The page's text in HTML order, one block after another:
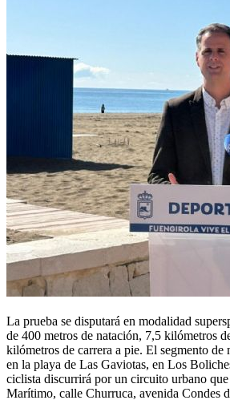
La prueba se disputará en modalidad
de 400 metros de natación, 7,5 kilómetros
kilómetros de carrera a pie. El segmento de
en la playa de Las Gaviotas, en Los
ciclista discurrirá por un circuito urbano que
Marítimo, calle Churruca, avenida Condes